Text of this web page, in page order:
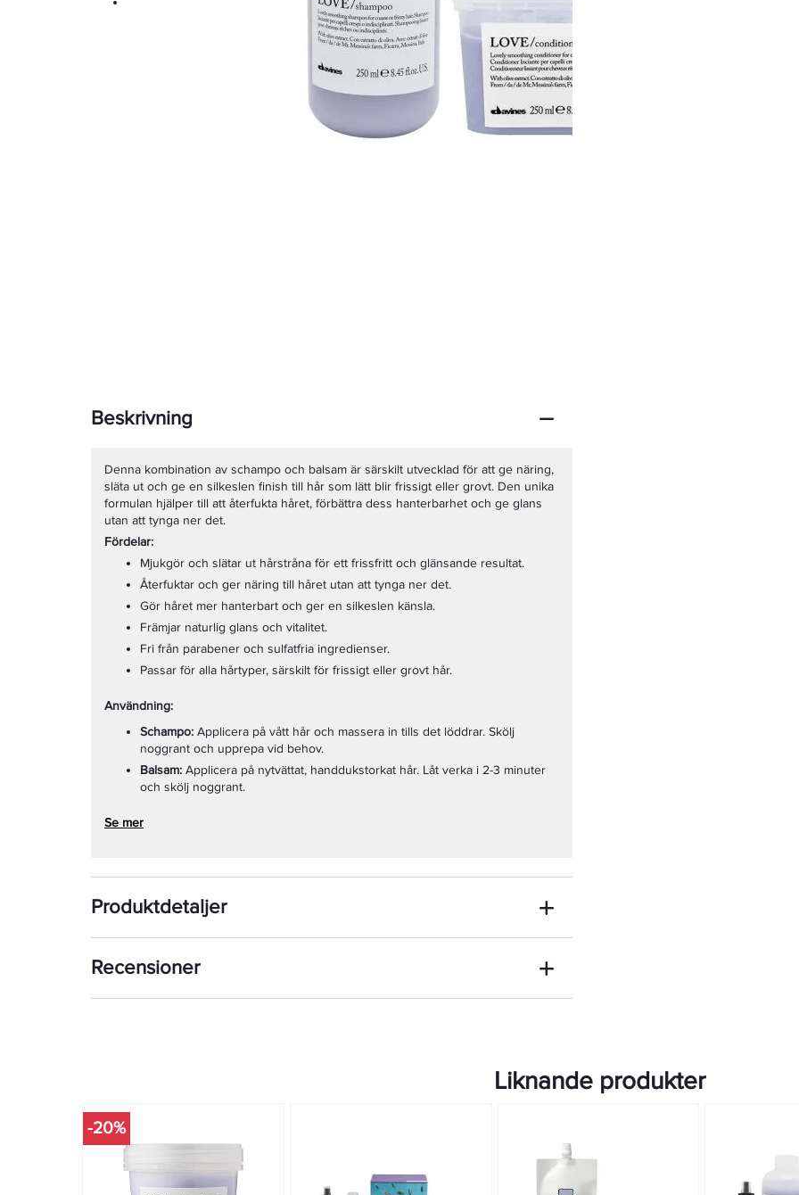
Beskrivning
Denna kombination av schampo och balsam är särskilt utvecklad för att ge näring,
släta ut och ge en silkeslen finish till hår som lätt blir frissigt eller grovt. Den unika
formulan hjälper till att återfukta håret, förbättra dess hanterbarhet och ge glans
utan att tynga ner det.
Fördelar:
Mjukgör och slätar ut hårstråna för ett frissfritt och glänsande resultat.
Återfuktar och ger näring till håret utan att tynga ner det.
Gör håret mer hanterbart och ger en silkeslen känsla.
Främjar naturlig glans och vitalitet.
Fri från parabener och sulfatfria ingredienser.
Passar för alla hårtyper, särskilt för frissigt eller grovt hår.
Användning:
Schampo: Applicera på vått hår och massera in tills det löddrar. Skölj
noggrant och upprepa vid behov.
Balsam: Applicera på nytvättat, handdukstorkat hår. Låt verka i 2-3 minuter
och skölj noggrant.
Se mer
Produktdetaljer
Recensioner
Liknande produkter
-20%